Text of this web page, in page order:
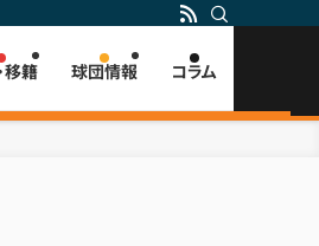
移籍 球団情報 コラム